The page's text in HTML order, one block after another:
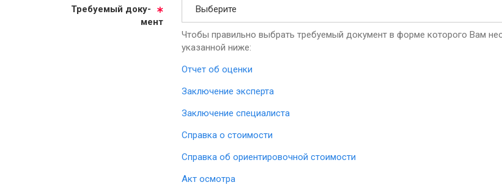
Тре­бу­емый до­ку­
мент
Чтобы правильно выбрать требуемый документ в форме которого Вам
указанной ниже:
Отчет об оценки
Заключение эксперта
Заключение специалиста
Справка о стоимости
Справка об ориентировочной стоимости
Акт осмотра